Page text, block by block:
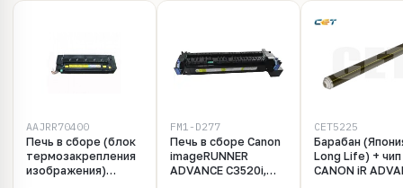
AAJRR70400
Печь в сборе (блок
термозакрепления
изображения)
FM1-D277
Печь в сборе Canon
imageRUNNER
ADVANCE C3520i,
CET5225
Барабан
Long Life) +
CANON iR